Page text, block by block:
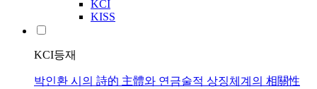
KCI
KISS
KCI등재
박인환 시의 詩的 主體와 연금술적 상징체계의 相關性